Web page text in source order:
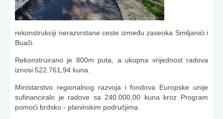
rekonstrukciji nerazvrstane ceste između zaseoka Smiljanići i
Buači.
Rekonstruirano je 800m puta, a ukupna vrijednost radova
iznosi 522.761,94 kuna.
Ministarstvo regionalnog razvoja i fondova Europske unije
sufinanciralo je radove sa 240.000,00 kuna kroz Program
pomoći brdsko - planinskim područjima.